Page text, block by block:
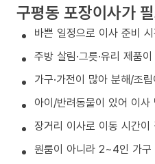
구평동 포장이사가
바쁜 일정으로 이사 준비
주방 살림·그릇·유리 제품
가구·가전이 많아 분해/조
아이/반려동물이 있어 이
장거리 이사로 이동 시간
원룸이 아니라 2~4인 가구